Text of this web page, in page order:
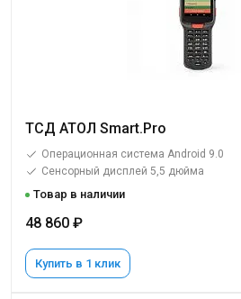
ТСД АТОЛ Smart.Pro
Операционная система Android 9.0
Сенсорный дисплей 5,5 дюйма
Товар в наличии
48 860 ₽
Купить в 1 клик